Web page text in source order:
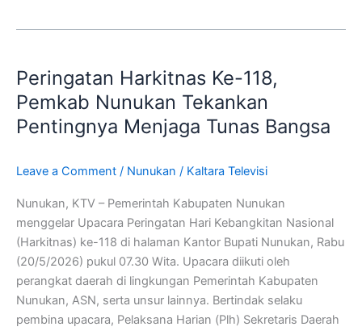
Peringatan Harkitnas Ke-118,
Pemkab Nunukan Tekankan
Pentingnya Menjaga Tunas Bangsa
Leave a Comment / Nunukan / Kaltara Televisi
Nunukan, KTV – Pemerintah Kabupaten Nunukan
menggelar Upacara Peringatan Hari Kebangkitan Nasional
(Harkitnas) ke-118 di halaman Kantor Bupati Nunukan, Rabu
(20/5/2026) pukul 07.30 Wita. Upacara diikuti oleh
perangkat daerah di lingkungan Pemerintah Kabupaten
Nunukan, ASN, serta unsur lainnya. Bertindak selaku
pembina upacara, Pelaksana Harian (Plh) Sekretaris Daerah
Ke-
118,
Pemkab
Nunukan
Pentingnya
Bangsa